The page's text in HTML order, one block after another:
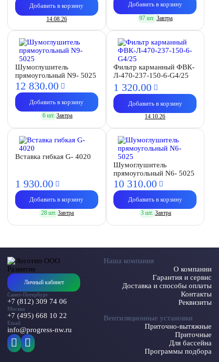
Добавить в корзину
14.08.26
Добавить в корзину
97 шт. Завтра
Шумоглушитель
прямоугольный N9- 5025
12 830.00
Добавить в корзину
6 шт. Завтра
Фильтр карманный ФВК-
Л-470-237-150-6-G4/25
1 320.00
Добавить в корзину
14.10.26
Вставка гибкая G- 4020
1 930.00
Добавить в корзину
28 шт. Завтра
Шумоглушитель
прямоугольный N6- 5025
10 310.00
Добавить в корзину
3 шт. Завтра
Личный кабинет
Санкт-Петербург
+7 (812) 309 74 06
Москва
+7 (495) 668 10 22
Email
info@progress-nw.ru
Наша компания
О компании
Гарантия и сервис
Доставка и способы оплаты
Контакты
Реквизиты
Вентиляционные установки
Приточно-вытяжные
Приточные
Для бассейна
Программы подбора